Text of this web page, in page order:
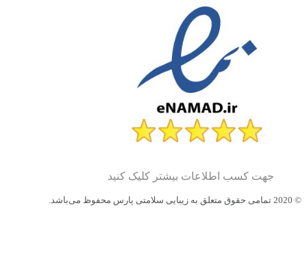
جهت کسب اطلاعات بیشتر کلیک کنید